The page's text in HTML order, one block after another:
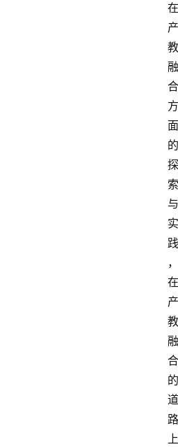
在
产
教
融
合
方
面
的
探
索
与
实
践
，
在
产
教
融
合
的
道
路
上